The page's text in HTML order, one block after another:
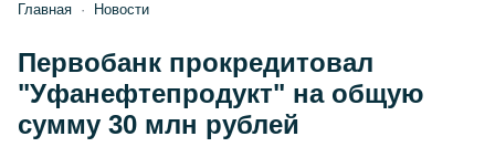
Главная Новости
Первобанк прокредитовал
"Уфанефтепродукт" на общую
сумму 30 млн рублей